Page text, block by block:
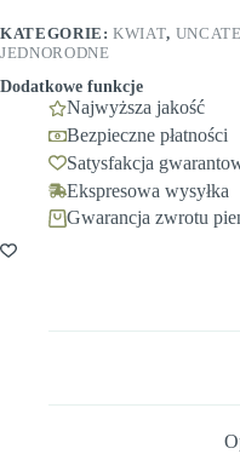
KATEGORIE:KWIAT,
JEDNORODNE
Dodatkowe funkcje
Najwyższa jakość
Bezpieczne płatności
Satysfakcja
Ekspresowa wysyłka
Gwarancja zwrotu